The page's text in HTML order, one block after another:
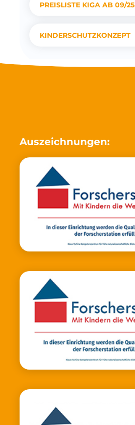
PREISLISTE KIGA AB 09/25
KINDERSCHUTZKONZEPT
Auszeichnungen: